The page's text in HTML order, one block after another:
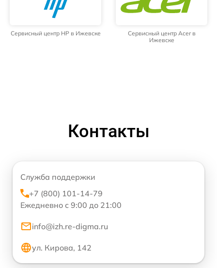
Сервисный центр HP в Ижевске
Сервисный центр Acer в
Ижевске
Контакты
Служба поддержки
+7 (800) 101-14-79
Ежедневно с 9:00 до 21:00
info@izh.re-digma.ru
ул. Кирова, 142